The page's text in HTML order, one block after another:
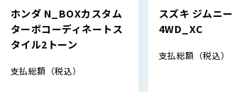
ホンダ N_BOXカスタム
ターボコーディネートス
タイル2トーン
支払総額 （税込）
スズキ ジムニー
4WD_XC
支払総額 （税込）